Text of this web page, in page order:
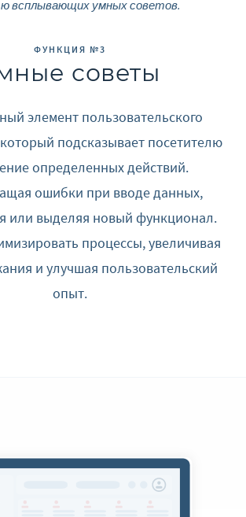
всплывающих умных советов.
ФУНКЦИЯ №3
советы
элемент пользовательского
подсказывает посетителю
определенных действий.
ошибки при вводе данных,
или выделяя новый функционал.
процессы, увеличивая
и улучшая пользовательский
опыт.